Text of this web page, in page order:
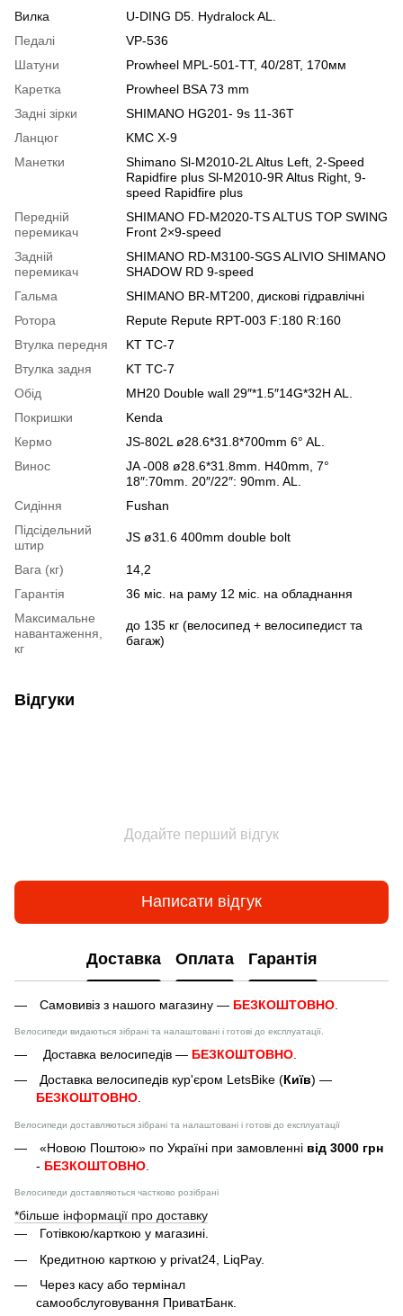
Вилка
U-DING D5. Hydralock AL.
Педалі
VP-536
Шатуни
Prowheel MPL-501-TT, 40/28Т, 170мм
Каретка
Prowheel BSA 73 mm
Задні зірки
SHIMANO HG201- 9s 11-36T
Ланцюг
KMC X-9
Манетки
Shimano Sl-M2010-2L Altus Left, 2-Speed
Rapidfire plus Sl-M2010-9R Altus Right, 9-
speed Rapidfire plus
Передній
перемикач
SHIMANO FD-M2020-TS ALTUS TOP SWING
Front 2×9-speed
Задній
перемикач
SHIMANO RD-M3100-SGS ALIVIO SHIMANO
SHADOW RD 9-speed
Гальма
SHIMANO BR-MT200, дискові гідравлічні
Ротора
Repute Repute RPT-003 F:180 R:160
Втулка передня
KT TC-7
Втулка задня
KT TC-7
Обід
MH20 Double wall 29″*1.5″14G*32H AL.
Покришки
Kenda
Кермо
JS-802L ø28.6*31.8*700mm 6° AL.
Винос
JA -008 ø28.6*31.8mm. H40mm, 7°
18″:70mm. 20″/22″: 90mm. AL.
Сидіння
Fushan
Підсідельний
штир
JS ø31.6 400mm double bolt
Вага (кг)
14,2
Гарантія
36 міс. на раму 12 міс. на обладнання
Максимальне
навантаження,
кг
до 135 кг (велосипед + велосипедист та
багаж)
Відгуки
Додайте перший відгук
Написати відгук
Доставка Оплата Гарантія
Самовивіз з нашого магазину — БЕЗКОШТОВНО
Велосипеди видаються зібрані та налаштовані і готові до експлуатації.
Доставка велосипедів — БЕЗКОШТОВНО
Доставка велосипедів кур'єром LetsBike (Київ) —
БЕЗКОШТОВНО.
Велосипеди доставляються зібрані та налаштовані і готові до експлуатації
«Новою Поштою» по Україні при замовленні від 3000 грн
- БЕЗКОШТОВНО
Велосипеди доставляються частково розібрані
*більше інформації про доставку
Готівкою/карткою у магазині.
Кредитною карткою у privat24, LiqPay.
Через касу або термінал
самообслуговування ПриватБанк.